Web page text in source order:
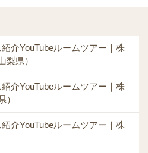
介YouTubeルームツアー｜株
梨県）
介YouTubeルームツアー｜株
）
介YouTubeルームツアー｜株